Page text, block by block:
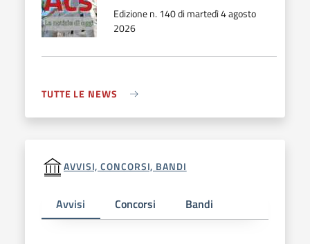
Edizione n. 140 di martedì 4 agosto
2026
TUTTE LE NEWS
AVVISI, CONCORSI, BANDI
Avvisi Concorsi Bandi